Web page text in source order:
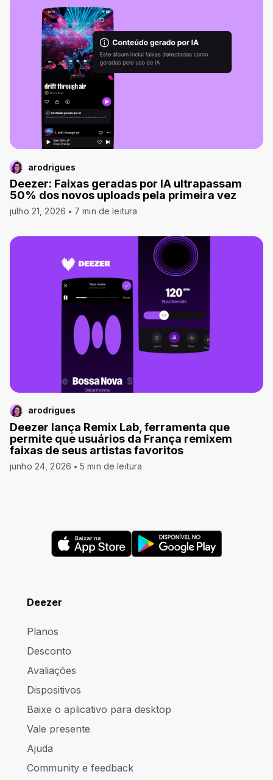
arodrigues
Deezer: Faixas geradas por IA ultrapassam
50% dos novos uploads pela primeira vez
julho 21, 2026 7 min de leitura
arodrigues
Deezer lança Remix Lab, ferramenta que
permite que usuários da França remixem
faixas de seus artistas favoritos
junho 24, 2026 5 min de leitura
Deezer
Planos
Desconto
Avaliações
Dispositivos
Baixe o aplicativo para desktop
Vale presente
Ajuda
Community e feedback